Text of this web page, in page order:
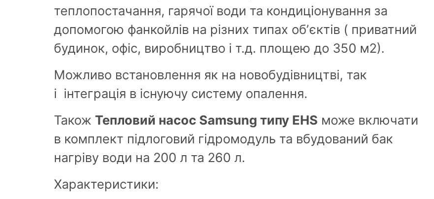
теплопостачання, гарячої води та кондиціонування за
допомогою фанкойлів на різних типах обʼєктів ( приватний
будинок, офіс, виробництво і т.д. площею до 350 м2).
Можливо встановлення як на новобудівництві, так
і інтеграція в існуючу систему опалення.
Також Тепловий насос Samsung типу EHS може включати
в комплект підлоговий гідромодуль та вбудований бак
нагріву води на 200 л та 260 л.
Характеристики: